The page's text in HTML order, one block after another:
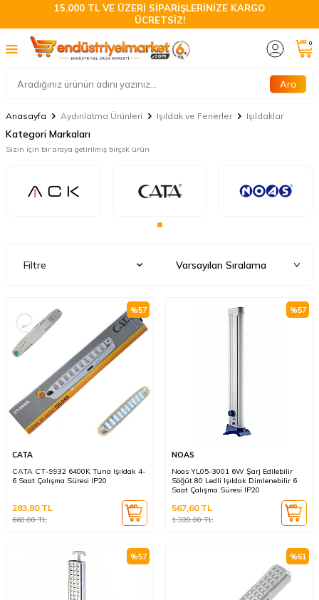
15.000 TL VE ÜZERİ SİPARİŞLERİNİZE KARGO
ÜCRETSİZ!
Ara
0
Anasayfa Aydınlatma Ürünleri Işıldak ve Fenerler Işıldaklar
Kategori Markaları
Sizin için bir araya getirilmiş birçok ürün
Filtre
%57
CATA
CATA CT-9932 6400K Tuna Işıldak 4-
6 Saat Çalışma Süresi IP20
660,00TL
283,80TL
%57
NOAS
Noas YL05-3001 6W Şarj Edilebilir
Söğüt 80 Ledli Işıldak Dimlenebilir 6
Saat Çalışma Süresi IP20
1.320,00TL
567,60TL
%57 %61